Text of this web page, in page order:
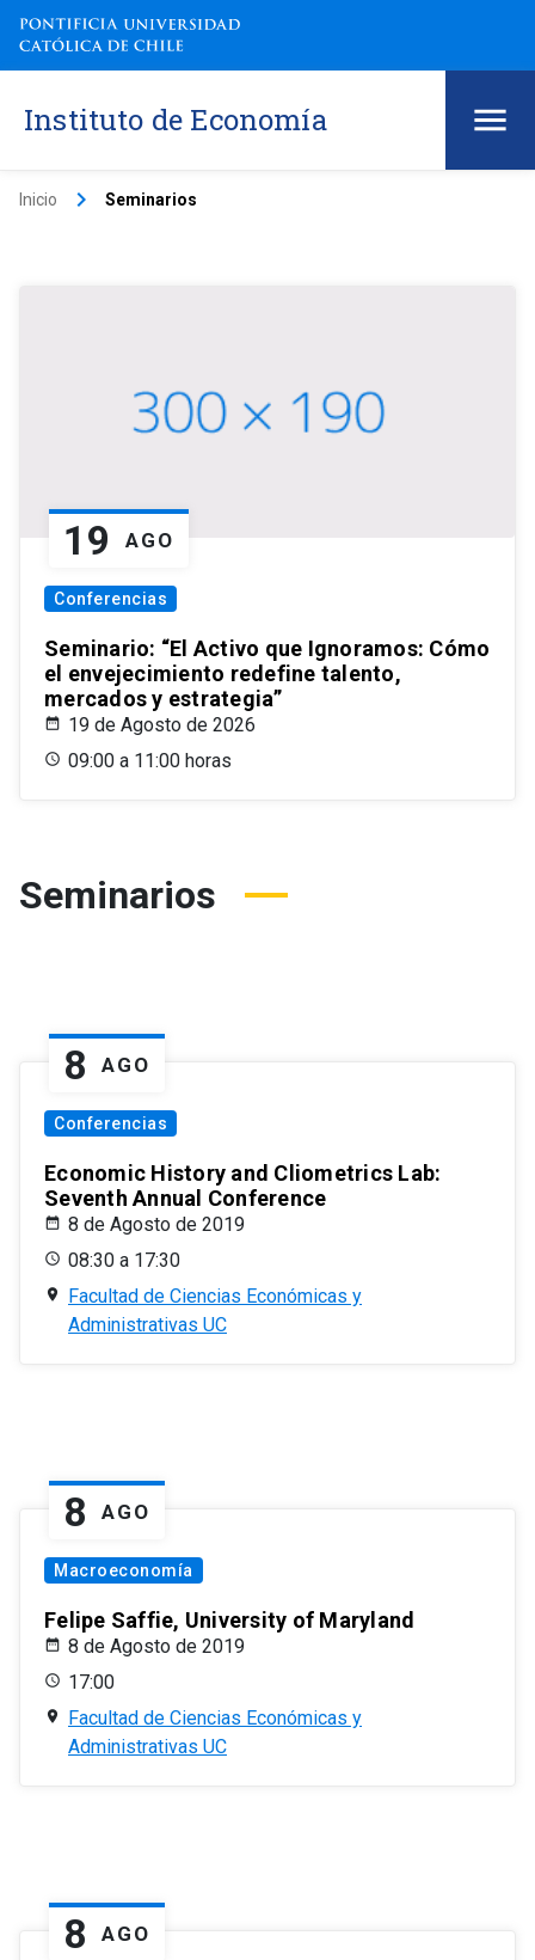
Instituto de Economía
Inicio keyboard_arrow_right Seminarios
19 AGO
Conferencias
Seminario: “El Activo que Ignoramos: Cómo
el envejecimiento redefine talento,
mercados y estrategia”
19 de Agosto de 2026
09:00 a 11:00 horas
Seminarios
8 AGO
Conferencias
Economic History and Cliometrics Lab:
Seventh Annual Conference
8 de Agosto de 2019
08:30 a 17:30
Facultad de Ciencias Económicas y
Administrativas UC
8 AGO
Macroeconomía
Felipe Saffie, University of Maryland
8 de Agosto de 2019
17:00
Facultad de Ciencias Económicas y
Administrativas UC
8 AGO